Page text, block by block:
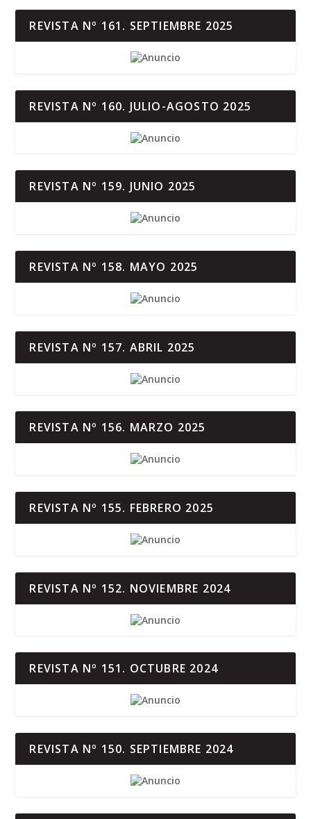
REVISTA Nº 161. SEPTIEMBRE 2025
REVISTA Nº 160. JULIO-AGOSTO 2025
REVISTA Nº 159. JUNIO 2025
REVISTA Nº 158. MAYO 2025
REVISTA Nº 157. ABRIL 2025
REVISTA Nº 156. MARZO 2025
REVISTA Nº 155. FEBRERO 2025
REVISTA Nº 152. NOVIEMBRE 2024
REVISTA Nº 151. OCTUBRE 2024
REVISTA Nº 150. SEPTIEMBRE 2024